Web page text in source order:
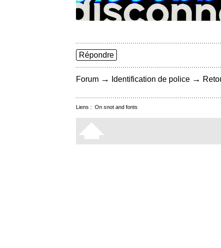
Répondre
Forum → Identification de police →
Liens : On snot and fonts